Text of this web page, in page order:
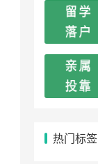
热门标签